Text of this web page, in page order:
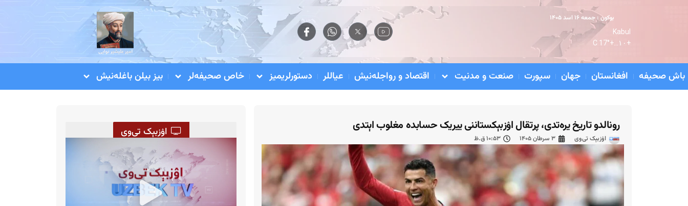
بوکون : جمعه ۱۶ اسد ۱۴۰۵
Kabul
+ ۱۰... +
17° C
باش صحیفه افغانستان جهان سپورت صنعت و مدنیت اقتصاد و رواجله‌نیش عیاللر دستورلریمیز خاص صحیفه‌لر بیز بیلن باغله‌نیش
اۉزبېک تی‌وی رونالدو تاریخ یره‌تدی، پرتقال اۉزبېکستاننی ییریک حسابده مغلوب اېتدی
اۉزبېک تی‌وی ۳ سرطان ۱۴۰۵ ۱۰:۵۳ ق.ظ